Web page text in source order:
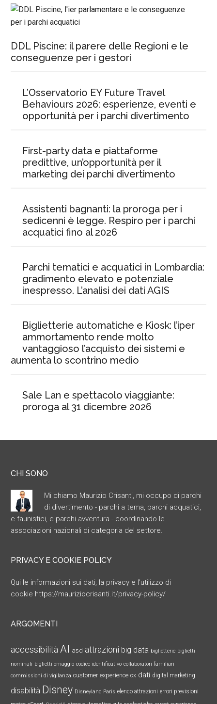
DDL Piscine: il parere delle Regioni e le
conseguenze per i gestori
L’Osservatorio EY Future Travel
Behaviours 2026: esperienze, eventi e
opportunità per i parchi divertimento
First-party data e piattaforme
predittive, un’opportunità per il
marketing dei parchi divertimento
Assistenti bagnanti: la proroga per i
sedicenni è legge. Respiro per i parchi
acquatici fino al 2026
Parchi tematici e acquatici in Lombardia:
gradimento elevato e potenziale
inespresso. L’analisi dei dati AGIS
Biglietterie automatiche e Kiosk: l’iper
ammortamento rende molto
vantaggioso l’acquisto dei sistemi e
aumenta lo scontrino medio
Sale Lan e spettacolo viaggiante:
proroga al 31 dicembre 2026
CHI SONO
Mi chiamo Maurizio Crisanti, mi occupo di parchi
di divertimento - parchi a tema, parchi acquatici,
e faunistici, e parchi avventura - coordinando le
associazioni nazionali di categoria del settore.
PRIVACY E COOKIE POLICY
Qui le informazioni sui dati, la privacy e l’utilizzo di
cookie https://mauriziocrisanti.it/privacy-policy/
ARGOMENTI
accessibilità AI asd attrazioni big data biglietterie biglietti
nominali biglietti omaggio codice identificativo collaboratori familiari
commissioni di vigilanza customer experience cx dati digital marketing
disabilità Disney Disneyland Paris elenco attrazioni errori previsioni